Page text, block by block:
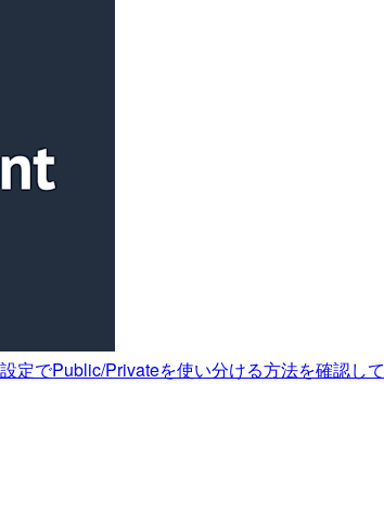
定でPublic/Privateを使い分ける方法を確認し